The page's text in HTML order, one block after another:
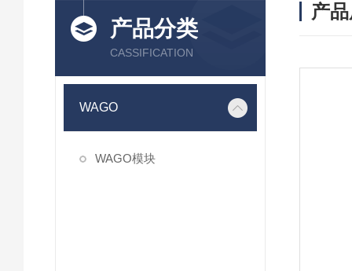
产品分类
CASSIFICATION
WAGO
WAGO模块
产